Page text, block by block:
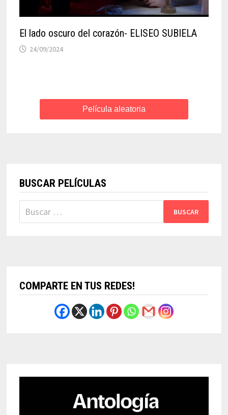
El lado oscuro del corazón- ELISEO SUBIELA
24/09/2024
Película aleatoria
BUSCAR PELÍCULAS
Buscar:
COMPARTE EN TUS REDES!